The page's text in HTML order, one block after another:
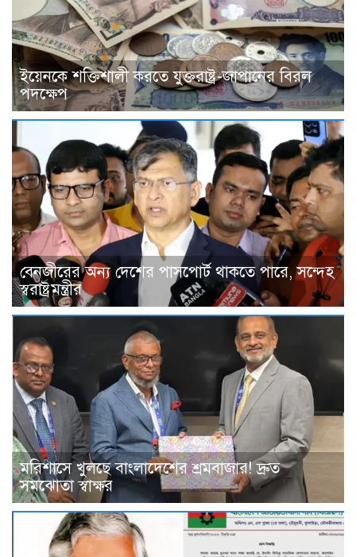
ইয়েনকে শক্তিশালী করতে যুক্তরাষ্ট্র-জাপানের বিরল
পদক্ষেপ
বেনজীরের অন্য দেশের পাসপোর্ট থাকতে পারে, সন্দেহ
স্বরাষ্ট্রমন্ত্রীর
মরিশাসে খুলছে বাংলাদেশের শ্রমবাজার! দ্রুত
সমঝোতা স্বাক্ষর